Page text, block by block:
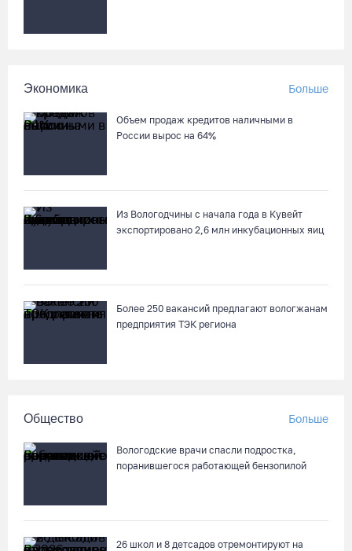
05.08.26 / 10:30
Вологодские семьи смогут побороться за звание «Самого
05.08.26 / 10:26
Не допустить пожаров: леса на востоке Вологодчины
Новое пространство с качелями появится у драмтеатра в
Вологде
Вологдой
05.08.26 / 09:01
Экономика Больше
Объем продаж кредитов наличными в
России вырос на 64%
Из Вологодчины с начала года в Кувейт
экспортировано 2,6 млн инкубационных яиц
Более 250 вакансий предлагают вологжанам
предприятия ТЭК региона
Общество Больше
Вологодские врачи спасли подростка,
поранившегося работающей бензопилой
26 школ и 8 детсадов отремонтируют на